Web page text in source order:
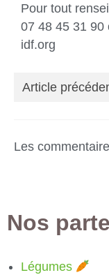
Pour tout
07 48 45 31 90
idf.org
Article
Les
Nos
Légumes